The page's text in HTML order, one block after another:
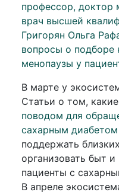
профессор, доктор
врач высшей
Григорян Ольга
вопросы о подборе
менопаузы у
В марте у
Статьи о том, какие
поводом для
сахарным
поддержать
организовать быт
пациенты с
В апреле